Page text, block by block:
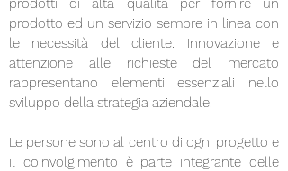
prodotti di alta qualità per fornire un
prodotto ed un servizio sempre in linea con
le necessità del cliente. Innovazione e
attenzione alle richieste del mercato
rappresentano elementi essenziali nello
sviluppo della strategia aziendale.
Le persone sono al centro di ogni progetto e
il coinvolgimento è parte integrante delle